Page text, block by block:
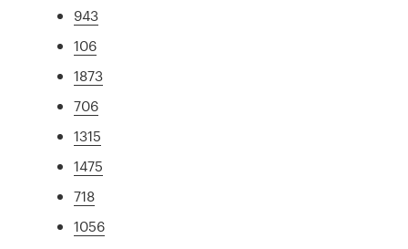
943
106
1873
706
1315
1475
718
1056